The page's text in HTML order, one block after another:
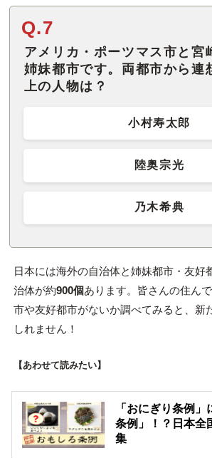
Q.7
アメリカ・ポーツマス市と宮
姉妹都市です。両都市から連
上の人物は？
小村寿太郎
陸奥宗光
乃木希典
日本には海外の自治体と姉妹都市・友好
治体が約900個あります。皆さんの住ん
市や友好都市がないか調べてみると、新
しれません！
【あわせて読みたい】
「おにぎり条例
条例」！？日本全
集